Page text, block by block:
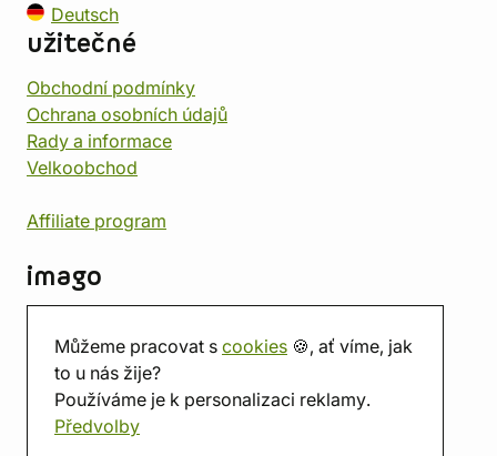
Můžeme pracovat s cookies 🍪, ať víme, jak
to u nás žije?
Používáme je k personalizaci reklamy.
Předvolby
Deutsch
užitečné
Obchodní podmínky
Ochrana osobních údajů
Rady a informace
Velkoobchod
Affiliate program
imago
Prodejna
Herna
O nás
Hodnocení obchodu